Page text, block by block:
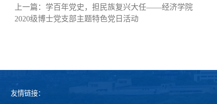
上一篇： 学百年党史，担民族复兴大任——经济学院
2020级博士党支部主题特色党日活动
友情链接：